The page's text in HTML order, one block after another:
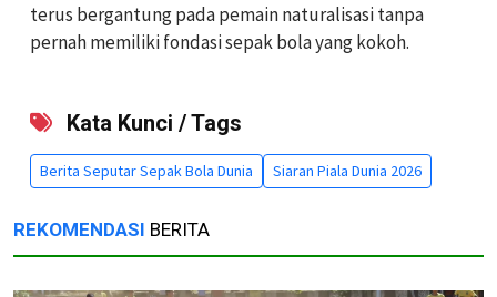
terus bergantung pada pemain naturalisasi tanpa
pernah memiliki fondasi sepak bola yang kokoh.
Kata Kunci / Tags
Berita Seputar Sepak Bola Dunia Siaran Piala Dunia 2026
REKOMENDASI BERITA